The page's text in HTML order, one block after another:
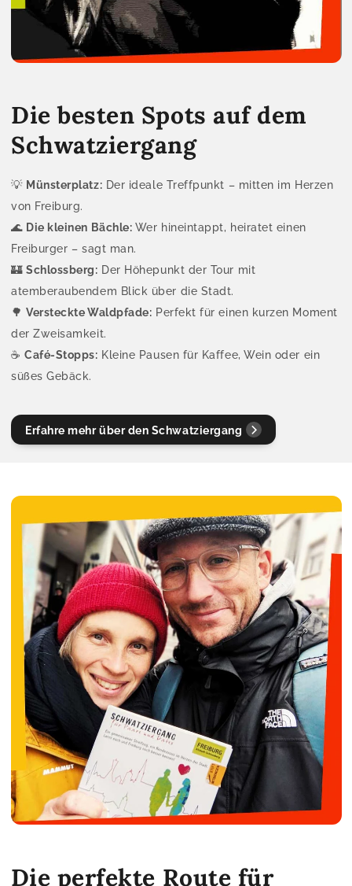
Die besten Spots auf dem
Schwatziergang
💡 Münsterplatz:Der ideale Treffpunkt – mitten im Herzen
von Freiburg.
🌊 Die kleinen Bächle:Wer hineintappt, heiratet einen
Freiburger – sagt man.
🏰 Schlossberg: Der Höhepunkt der Tour mit
atemberaubendem Blick über die Stadt.
🌳 Versteckte Waldpfade:Perfekt für einen kurzen Moment
der Zweisamkeit.
☕ Café-Stopps: Kleine Pausen für Kaffee, Wein oder ein
süßes Gebäck.
Erfahre mehr über den Schwatziergang
Die perfekte Route für